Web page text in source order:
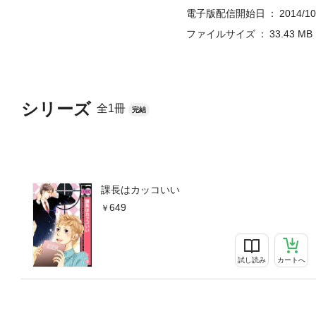
シリーズ 全1冊 完結
課長はカッコいい
649
試し読み カートへ
電子版配信開始日
2014/
ファイルサイズ
33.43 MB